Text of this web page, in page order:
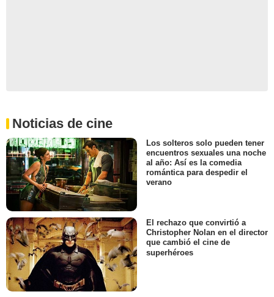
Noticias de cine
Los solteros solo pueden tener
encuentros sexuales una noche
al año: Así es la comedia
romántica para despedir el
verano
El rechazo que convirtió a
Christopher Nolan en el director
que cambió el cine de
superhéroes